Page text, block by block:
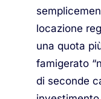
locazione
una quota
famigerato
di seconde